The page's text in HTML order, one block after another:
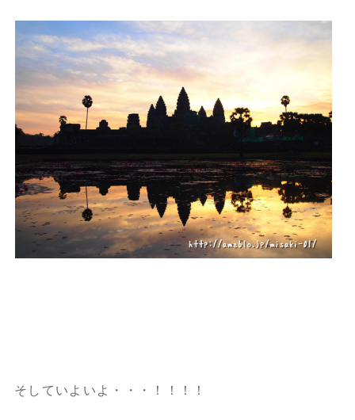
そしていよいよ・・・！！！！